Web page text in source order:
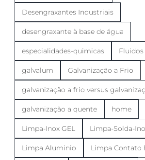
Desengraxantes Industriais
desengraxante à base de água
especialidades-quimicas
galvalum Galvanização a Frio
galvanização a frio versus
galvanização a quente home
Limpa-Inox GEL Limpa-Solda-
Limpa Aluminio Limpa Contato